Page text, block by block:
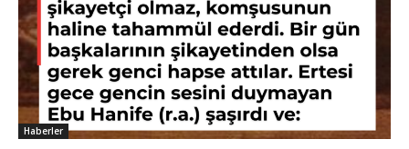
Haberler